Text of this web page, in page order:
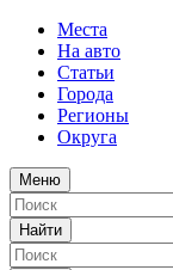
Места
На авто
Статьи
Города
Регионы
Округа
Меню
Найти